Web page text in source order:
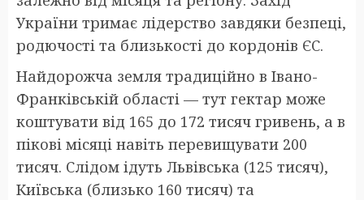
України тримає лідерство завдяки безпеці,
родючості та близькості до кордонів ЄС.
Найдорожча земля традиційно в Івано-
Франківській області — тут гектар може
коштувати від 165 до 172 тисяч гривень, а в
пікові місяці навіть перевищувати 200
тисяч. Слідом ідуть Львівська (125 тисяч),
Київська (близько 160 тисяч) та